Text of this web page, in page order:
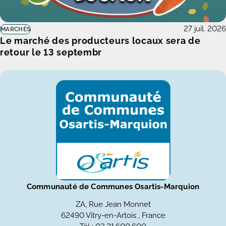
Le marché des producteurs locaux sera de
retour le 13 septembr
MARCHÉS 27 juil. 2026
Communauté de Communes Osartis-Marquion
ZA, Rue Jean Monnet
62490 Vitry-en-Artois , France